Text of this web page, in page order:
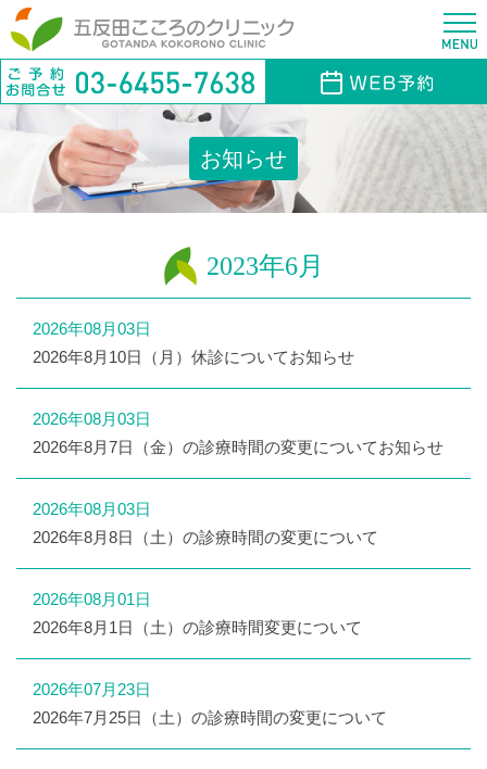
お知らせ
2023年6月
2026年08月03日
2026年8月10日（月）休診についてお知らせ
2026年08月03日
2026年8月7日（金）の診療時間の変更についてお知らせ
2026年08月03日
2026年8月8日（土）の診療時間の変更について
2026年08月01日
2026年8月1日（土）の診療時間変更について
2026年07月23日
2026年7月25日（土）の診療時間の変更について